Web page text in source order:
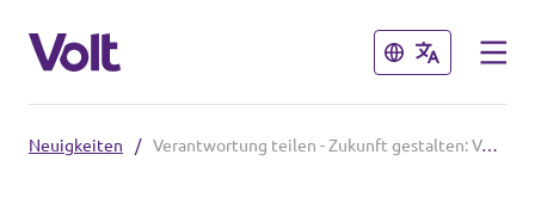
Schließen
Schließen
Neuigkeiten / Verantwortung teilen - Zukunft gestalten: Volt Aachen sucht neue Leads (m/w/d)